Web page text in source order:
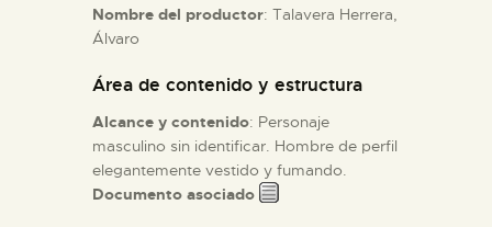
Nombre del productor: Talavera Herrera,
Álvaro
Área de contenido y estructura
Alcance y contenido: Personaje
masculino sin identificar. Hombre de perfil
elegantemente vestido y fumando.
Documento asociado